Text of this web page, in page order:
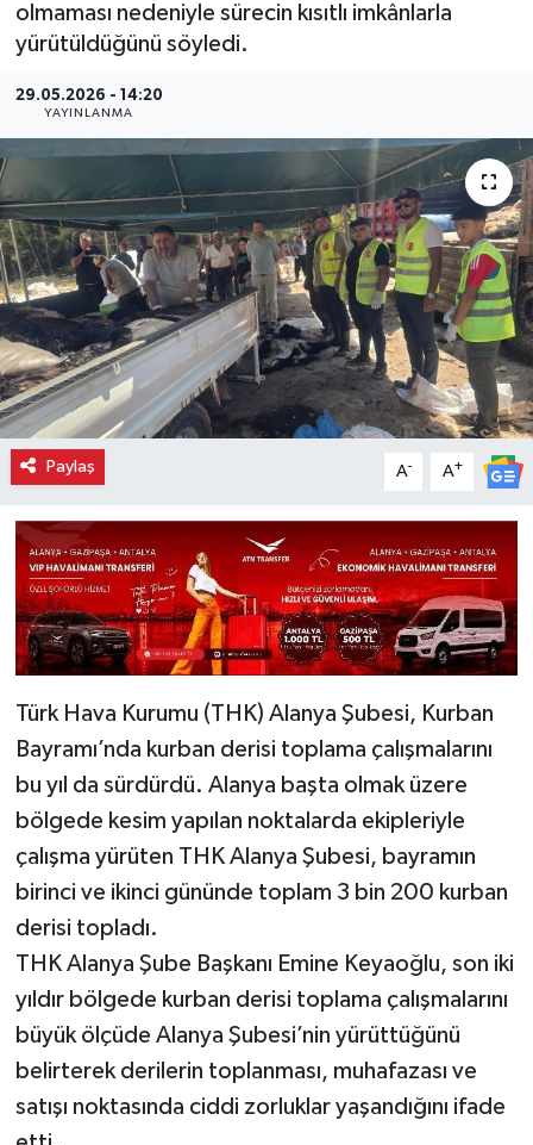
olmaması nedeniyle sürecin kısıtlı imkânlarla
yürütüldüğünü söyledi.
29.05.2026 - 14:20
YAYINLANMA
Paylaş A- A+
​Türk Hava Kurumu (THK) Alanya Şubesi, Kurban
Bayramı’nda kurban derisi toplama çalışmalarını
bu yıl da sürdürdü. Alanya başta olmak üzere
bölgede kesim yapılan noktalarda ekipleriyle
çalışma yürüten THK Alanya Şubesi, bayramın
birinci ve ikinci gününde toplam 3 bin 200 kurban
derisi topladı.
​THK Alanya Şube Başkanı Emine Keyaoğlu, son iki
yıldır bölgede kurban derisi toplama çalışmalarını
büyük ölçüde Alanya Şubesi’nin yürüttüğünü
belirterek derilerin toplanması, muhafazası ve
satışı noktasında ciddi zorluklar yaşandığını ifade